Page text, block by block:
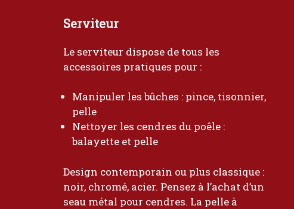
Serviteur
Le serviteur dispose de tous les
accessoires pratiques pour :
Manipuler les bûches : pince, tisonnier,
pelle
Nettoyer les cendres du poêle :
balayette et pelle
Design contemporain ou plus classique :
noir, chromé, acier. Pensez à l’achat d’un
seau métal pour cendres. La pelle à